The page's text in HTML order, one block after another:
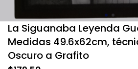
La Siguanaba Leyenda
Medidas 49.6x62cm,
Oscuro a Grafito